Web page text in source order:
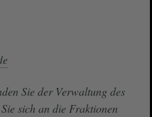
Sie der Verwaltung des
sich an die Fraktionen